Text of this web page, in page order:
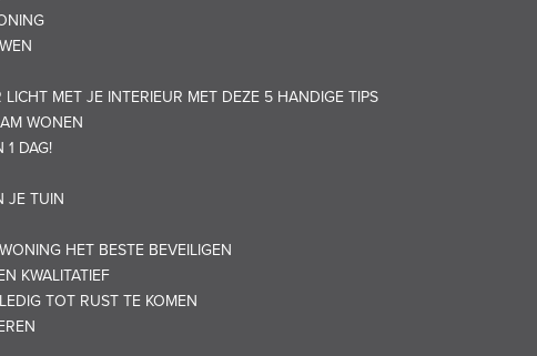
LICHT MET JE INTERIEUR MET DEZE 5 HANDIGE TIPS
WONEN
1 DAG!
JE TUIN
HET BESTE BEVEILIGEN
KWALITATIEF
TOT RUST TE KOMEN